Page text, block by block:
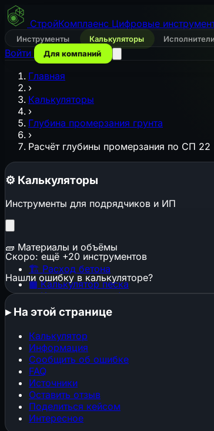
СтройКомплаенс Цифровые
Инструменты Калькуляторы Исполнители
Войти Для компаний
Главная
›
Калькуляторы
›
Глубина промерзания грунта
›
Расчёт глубины промерзания по СП 22
⚙️ Калькуляторы
Инструменты для подрядчиков и ИП
🧱 Материалы и объёмы
🏗️ Расход бетона
▦ Калькулятор песка
▦Калькулятор щебня
🕳️Котлован и траншея
🧱Расход кирпича
⬜Газобетон и пеноблоки
🔩Расход арматуры
🎨Расход краски
📜Расход обоев
📐Стяжка пола
🏠Площадь кровли
🏠Кровельные материалы
Скоро: ещё +20 инструментов
Нашли ошибку в калькуляторе?
▸На этой странице
Калькулятор
Информация
Сообщить об ошибке
FAQ
Источники
Оставить отзыв
Поделиться кейсом
Интересное